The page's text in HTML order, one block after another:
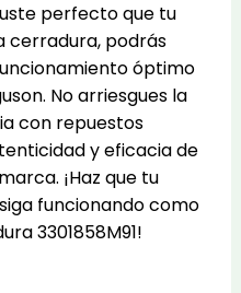
perfecto que tu
cerradura, podrás
óptimo
No arriesgues la
con repuestos
y eficacia de
¡Haz que tu
funcionando como
3301858M91!